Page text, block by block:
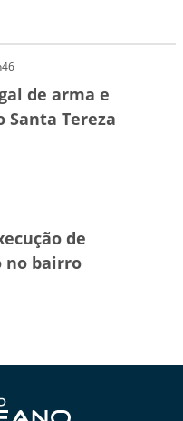
de arma e
Santa Tereza
de
no bairro